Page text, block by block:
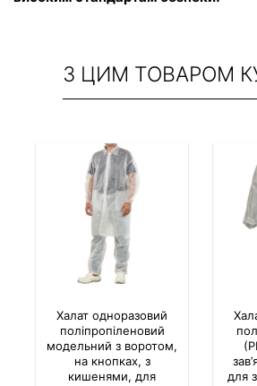
З ЦИМ ТОВАРОМ
Халат одноразовий
поліпропіленовий
модельний з воротом,
на кнопках, з
кишенями, для
для